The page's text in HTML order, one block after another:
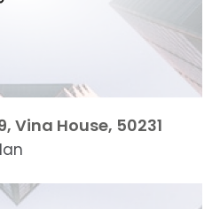
Vina House, 50231